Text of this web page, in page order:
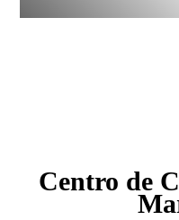
Centro de